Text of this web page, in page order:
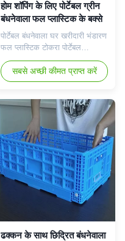
होम शॉपिंग के लिए पोर्टेबल ग्रीन
बंधनेवाला फल प्लास्टिक के बक्से
पोर्टेबल बंधनेवाला घर खरीदारी भंडारण
फल प्लास्टिक टोकरा पोर्टेबल
बंधनेवाला घर खरीदारी भंडारण फल
प्लास्टिक टोकरा होल हैंडल के साथ
उत्पाद वर्णन: यदि आपके पास एक
फलों की दुकान आदि है, तो ये बक्से
सबसे टिकाऊ और मजबूत हैं!यह फल
और सब्जी भंडारण + परिवहन के लिए
एक कंटेनर ...
सबसे अच्छी कीमत प्राप्त करें
ढक्कन के साथ छिद्रित बंधनेवाला